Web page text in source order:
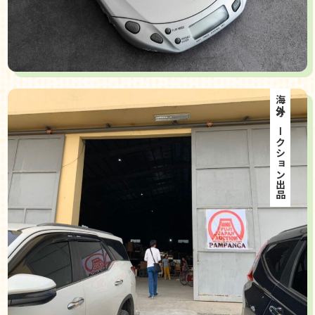
海外オークション出品